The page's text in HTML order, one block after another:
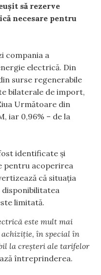
să rezerve
necesare pentru
compania a
electrică. Din
surse regenerabile
bilaterale de import,
Următoare din
iar 0,96% – de la
identificate și
pentru acoperirea
că situația
disponibilitatea
limitată.
este mult mai
achiziție, în special în
la creșteri ale tarifelor
întreprinderea.